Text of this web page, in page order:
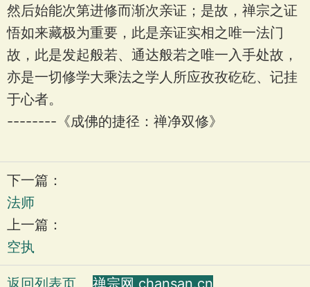
然后始能次第进修而渐次亲证；是故，禅宗之证
悟如来藏极为重要，此是亲证实相之唯一法门
故，此是发起般若、通达般若之唯一入手处故，
亦是一切修学大乘法之学人所应孜孜矻矻、记挂
于心者。
--------《成佛的捷径：禅净双修》
下一篇：
法师
上一篇：
空执
返回列表页 禅宗网 chansan.cn